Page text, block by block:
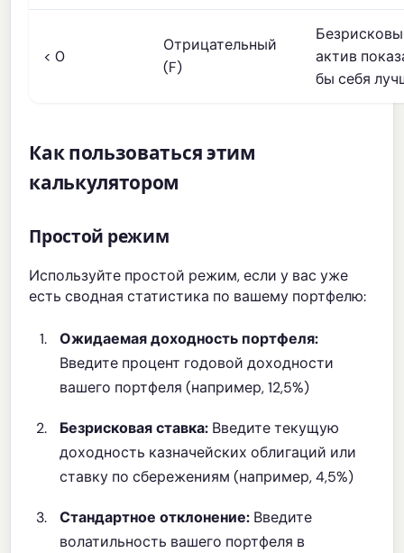
< 0
Отрицательный
(F)
актив
бы себя
Как пользоваться этим
калькулятором
Простой режим
Используйте простой режим, если у вас уже
есть сводная статистика по вашему портфелю:
Ожидаемая доходность портфеля:
Введите процент годовой доходности
вашего портфеля (например, 12,5%)
Безрисковая ставка: Введите текущую
доходность казначейских облигаций или
ставку по сбережениям (например, 4,5%)
Стандартное отклонение: Введите
волатильность вашего портфеля в